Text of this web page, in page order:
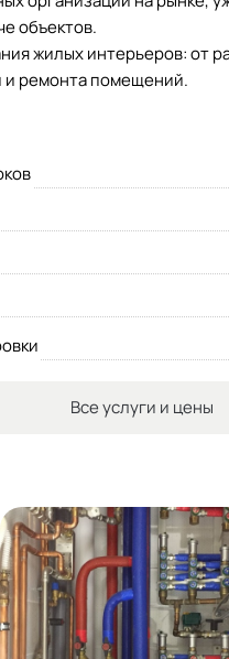
объектов.
жилых интерьеров: от
и ремонта помещений.
Все услуги и цены